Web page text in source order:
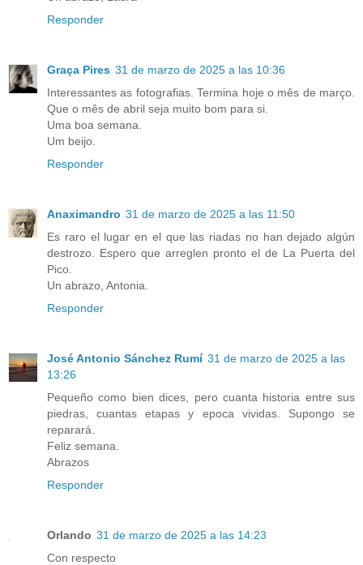
Responder
Graça Pires 31 de marzo de 2025 a las 10:36
Interessantes as fotografias. Termina hoje o mês de março.
Que o mês de abril seja muito bom para si.
Uma boa semana.
Um beijo.
Responder
Anaximandro 31 de marzo de 2025 a las 11:50
Es raro el lugar en el que las riadas no han dejado algún
destrozo. Espero que arreglen pronto el de La Puerta del
Pico.
Un abrazo, Antonia.
Responder
José Antonio Sánchez Rumí 31 de marzo de 2025 a las
13:26
Pequeño como bien dices, pero cuanta historia entre sus
piedras, cuantas etapas y epoca vividas. Supongo se
reparará.
Feliz semana.
Abrazos
Responder
Orlando 31 de marzo de 2025 a las 14:23
Con respecto